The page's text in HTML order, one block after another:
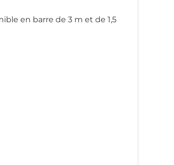
en barre de 3 m et de 1,5